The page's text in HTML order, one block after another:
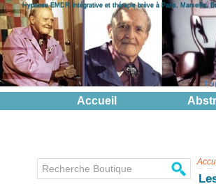
Hypnose EMDR Intégrative et thérapie brève à Paris, Marseille,
Accueil